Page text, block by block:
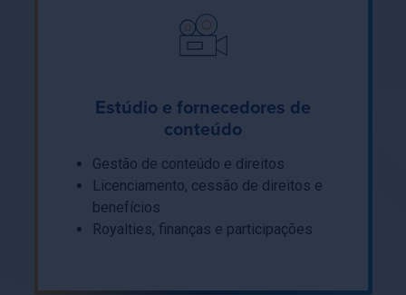
Estúdio e fornecedores de
conteúdo
Gestão de conteúdo e direitos
Licenciamento, cessão de direitos e
benefícios
Royalties, finanças e participações